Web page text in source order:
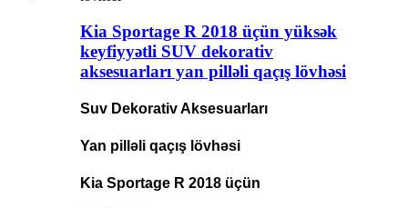
Kia Sportage R 2018 üçün yüksək
keyfiyyətli SUV dekorativ
aksesuarları yan pilləli qaçış lövhəsi
Suv Dekorativ Aksesuarları
Yan pilləli qaçış lövhəsi
Kia Sportage R 2018 üçün